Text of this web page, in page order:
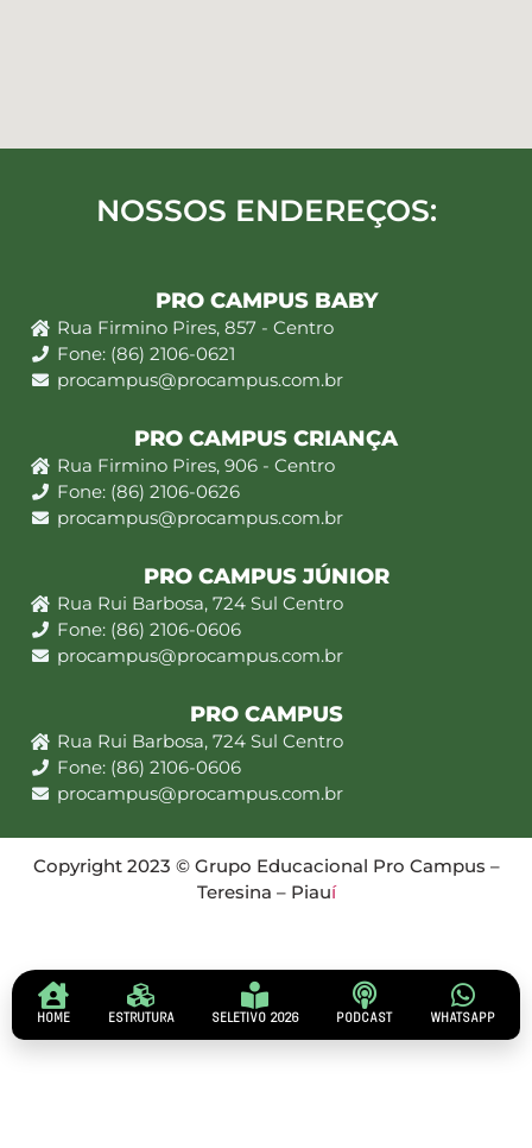
NOSSOS ENDEREÇOS:
PRO CAMPUS BABY
Rua Firmino Pires, 857 - Centro
Fone: (86) 2106-0621
procampus@procampus.com.br
PRO CAMPUS CRIANÇA
Rua Firmino Pires, 906 - Centro
Fone: (86) 2106-0626
procampus@procampus.com.br
PRO CAMPUS JÚNIOR
Rua Rui Barbosa, 724 Sul Centro
Fone: (86) 2106-0606
procampus@procampus.com.br
PRO CAMPUS
Rua Rui Barbosa, 724 Sul Centro
Fone: (86) 2106-0606
procampus@procampus.com.br
Copyright 2023 © Grupo Educacional Pro Campus –
Teresina – Piauí
HOME ESTRUTURA SELETIVO 2026 PODCAST WHATSAPP